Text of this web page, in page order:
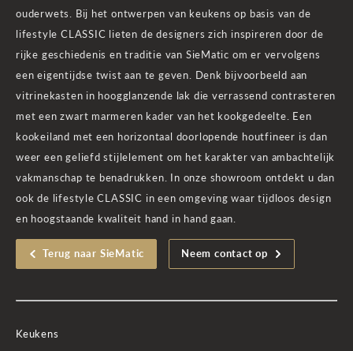
ouderwets. Bij het ontwerpen van keukens op basis van de
lifestyle CLASSIC lieten de designers zich inspireren door de
rijke geschiedenis en traditie van SieMatic om er vervolgens
een eigentijdse twist aan te geven. Denk bijvoorbeeld aan
vitrinekasten in hoogglanzende lak die verrassend contrasteren
met een zwart marmeren kader van het kookgedeelte. Een
kookeiland met een horizontaal doorlopende houtfineer is dan
weer een geliefd stijlelement om het karakter van ambachtelijk
vakmanschap te benadrukken. In onze showroom ontdekt u dan
ook de lifestyle CLASSIC in een omgeving waar tijdloos design
en hoogstaande kwaliteit hand in hand gaan.
Terug naar SieMatic Neem contact op
Keukens